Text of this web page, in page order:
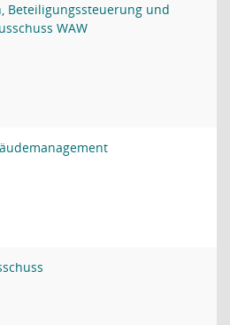
Beteiligungssteuerung und
WAW